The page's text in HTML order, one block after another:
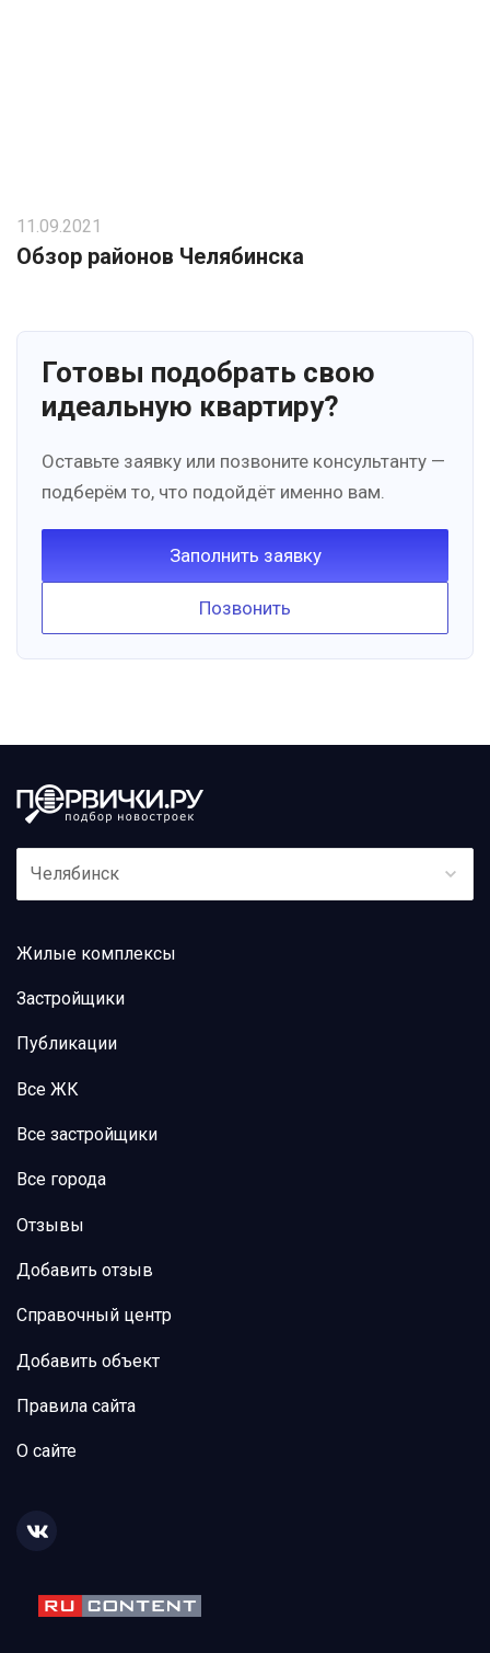
11.09.2021
Обзор районов Челябинска
Готовы подобрать свою
идеальную квартиру?
Оставьте заявку или позвоните консультанту —
подберём то, что подойдёт именно вам.
Заполнить заявку
Позвонить
Челябинск
Жилые комплексы
Застройщики
Публикации
Все ЖК
Все застройщики
Все города
Отзывы
Добавить отзыв
Справочный центр
Добавить объект
Правила сайта
О сайте